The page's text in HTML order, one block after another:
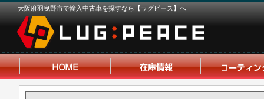
大阪府羽曳野市で輸入中古車を探すなら【ラグピース】へ